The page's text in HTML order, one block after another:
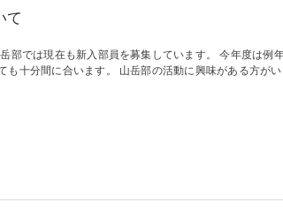
て
部では現在も新入部員を募集しています。 今年度は例
も十分間に合います。 山岳部の活動に興味がある方がい